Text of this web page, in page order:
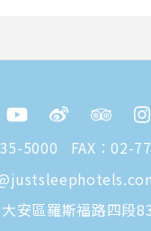
5000
FAX：02-
安區羅斯福路四段